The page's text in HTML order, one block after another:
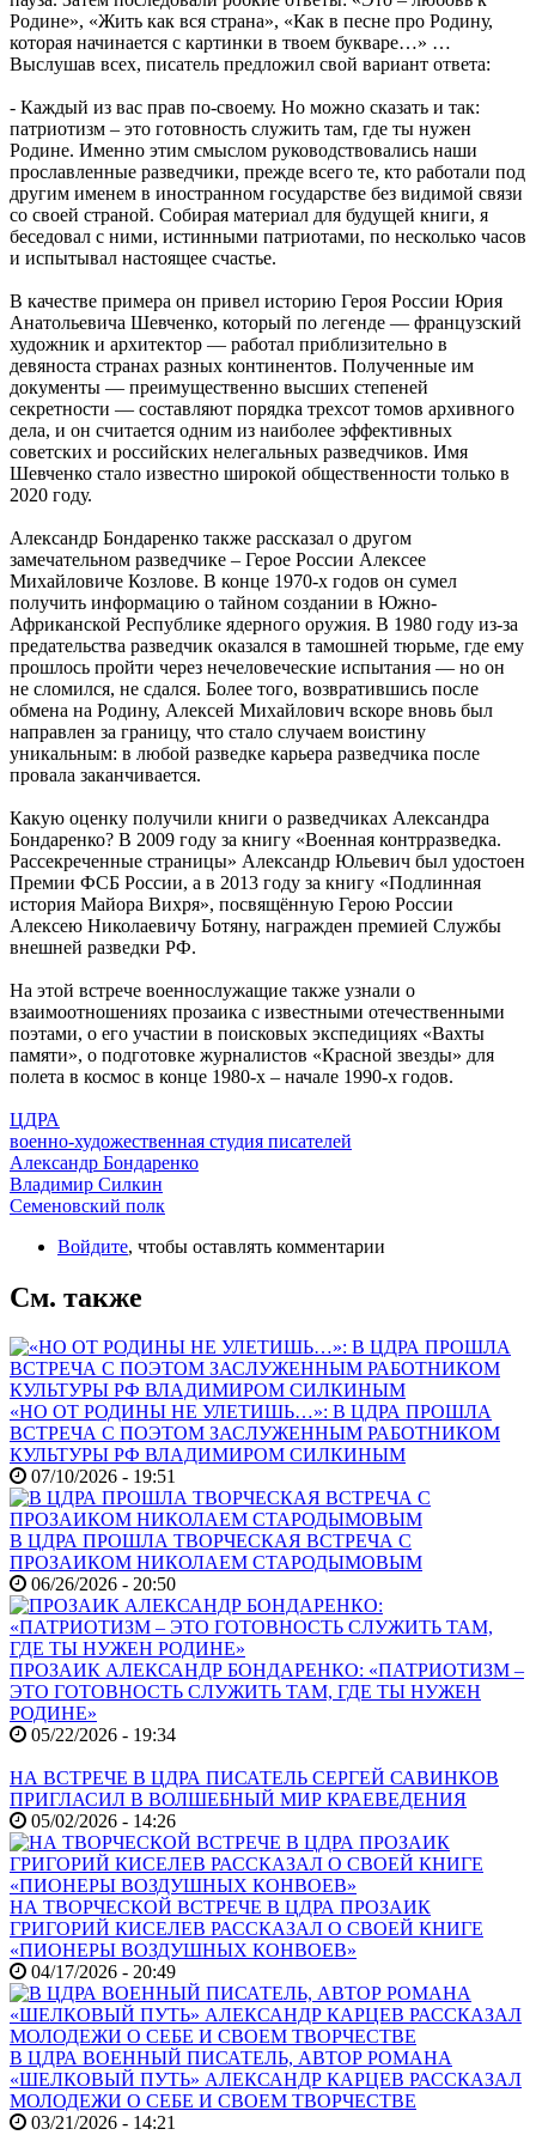
Родине», «Жить как вся страна», «Как в песне про Родину,
которая начинается с картинки в твоем букваре…» …
Выслушав всех, писатель предложил свой вариант ответа:
- Каждый из вас прав по-своему. Но можно сказать и так:
патриотизм – это готовность служить там, где ты нужен
Родине. Именно этим смыслом руководствовались наши
прославленные разведчики, прежде всего те, кто работали под
другим именем в иностранном государстве без видимой связи
со своей страной. Собирая материал для будущей книги, я
беседовал с ними, истинными патриотами, по несколько часов
и испытывал настоящее счастье.
В качестве примера он привел историю Героя России Юрия
Анатольевича Шевченко, который по легенде — французский
художник и архитектор — работал приблизительно в
девяноста странах разных континентов. Полученные им
документы — преимущественно высших степеней
секретности — составляют порядка трехсот томов архивного
дела, и он считается одним из наиболее эффективных
советских и российских нелегальных разведчиков. Имя
Шевченко стало известно широкой общественности только в
2020 году.
Александр Бондаренко также рассказал о другом
замечательном разведчике – Герое России Алексее
Михайловиче Козлове. В конце 1970-х годов он сумел
получить информацию о тайном создании в Южно-
Африканской Республике ядерного оружия. В 1980 году из-за
предательства разведчик оказался в тамошней тюрьме, где ему
прошлось пройти через нечеловеческие испытания — но он
не сломился, не сдался. Более того, возвратившись после
обмена на Родину, Алексей Михайлович вскоре вновь был
направлен за границу, что стало случаем воистину
уникальным: в любой разведке карьера разведчика после
провала заканчивается.
Какую оценку получили книги о разведчиках Александра
Бондаренко? В 2009 году за книгу «Военная контрразведка.
Рассекреченные страницы» Александр Юльевич был удостоен
Премии ФСБ России, а в 2013 году за книгу «Подлинная
история Майора Вихря», посвящённую Герою России
Алексею Николаевичу Ботяну, награжден премией Службы
внешней разведки РФ.
На этой встрече военнослужащие также узнали о
взаимоотношениях прозаика с известными отечественными
поэтами, о его участии в поисковых экспедициях «Вахты
памяти», о подготовке журналистов «Красной звезды» для
полета в космос в конце 1980-х – начале 1990-х годов.
ЦДРА
военно-художественная студия писателей
Александр Бондаренко
Владимир Силкин
Семеновский полк
Войдите, чтобы оставлять комментарии
См. также
«НО ОТ РОДИНЫ НЕ УЛЕТИШЬ…»: В ЦДРА ПРОШЛА
ВСТРЕЧА С ПОЭТОМ ЗАСЛУЖЕННЫМ РАБОТНИКОМ
КУЛЬТУРЫ РФ ВЛАДИМИРОМ СИЛКИНЫМ
07/10/2026 - 19:51
В ЦДРА ПРОШЛА ТВОРЧЕСКАЯ ВСТРЕЧА С
ПРОЗАИКОМ НИКОЛАЕМ СТАРОДЫМОВЫМ
06/26/2026 - 20:50
ПРОЗАИК АЛЕКСАНДР БОНДАРЕНКО: «ПАТРИОТИЗМ –
ЭТО ГОТОВНОСТЬ СЛУЖИТЬ ТАМ, ГДЕ ТЫ НУЖЕН
РОДИНЕ»
05/22/2026 - 19:34
НА ВСТРЕЧЕ В ЦДРА ПИСАТЕЛЬ СЕРГЕЙ САВИНКОВ
ПРИГЛАСИЛ В ВОЛШЕБНЫЙ МИР КРАЕВЕДЕНИЯ
05/02/2026 - 14:26
НА ТВОРЧЕСКОЙ ВСТРЕЧЕ В ЦДРА ПРОЗАИК
ГРИГОРИЙ КИСЕЛЕВ РАССКАЗАЛ О СВОЕЙ КНИГЕ
«ПИОНЕРЫ ВОЗДУШНЫХ КОНВОЕВ»
04/17/2026 - 20:49
В ЦДРА ВОЕННЫЙ ПИСАТЕЛЬ, АВТОР РОМАНА
«ШЕЛКОВЫЙ ПУТЬ» АЛЕКСАНДР КАРЦЕВ РАССКАЗАЛ
МОЛОДЕЖИ О СЕБЕ И СВОЕМ ТВОРЧЕСТВЕ
03/21/2026 - 14:21